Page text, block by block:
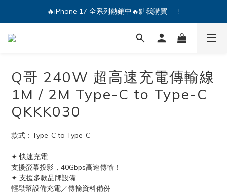
🔥iPhone 17 全系列熱銷中🔥點我購買 — !
🔥iPhone 17 全系列熱銷中🔥點我購買 — !
💕加入Q哥 Line 新好友領優惠券！🎫
Q哥 240W 超高速充電傳輸線
1M / 2M Type-C to Type-C
QKKK030
款式：Type-C to Type-C
✦ 快速充電
支援螢幕投影，40Gbps高速傳輸！
✦ 支援多款品牌設備
輕鬆幫設備充電／傳輸資料備份